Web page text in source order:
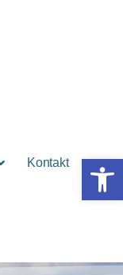
Kontakt